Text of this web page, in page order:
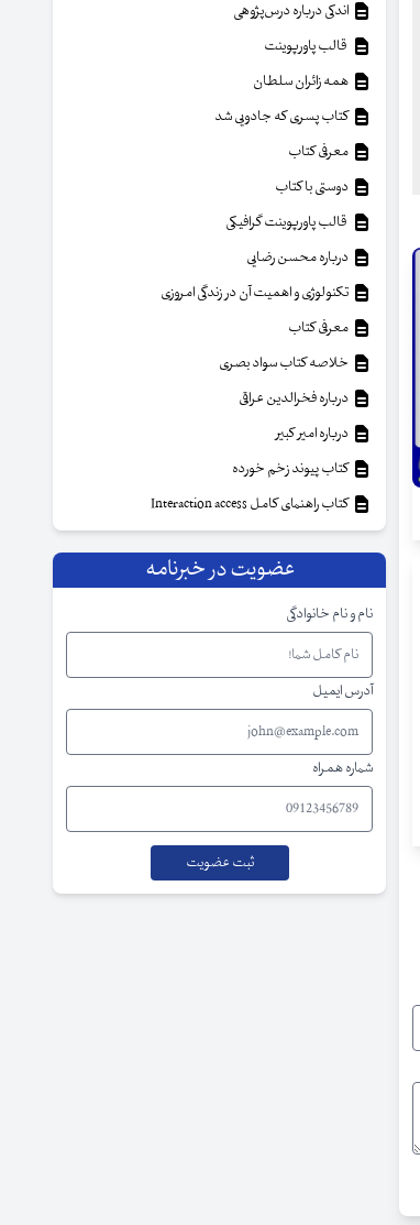
اندکی درباره درس‌پژوهی
قالب پاورپوینت
همه زائران سلطان
کتاب پسری که جادویی شد
معرفی کتاب
دوستی با کتاب
قالب پاورپوینت گرافیکی
درباره محسن رضایی
تکنولوژی و اهمیت آن در زندگی امروزی
معرفی کتاب
خلاصه کتاب سواد بصری
درباره فخرالدین عراقی
درباره امیر کبیر
کتاب پیوند زخم خورده
کتاب راهنمای کامل Interaction access
عضویت در خبرنامه
نام و نام خانوادگی
آدرس ایمیل
شماره همراه